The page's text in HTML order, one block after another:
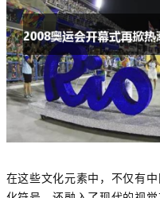
在这些文化元素中，不仅有